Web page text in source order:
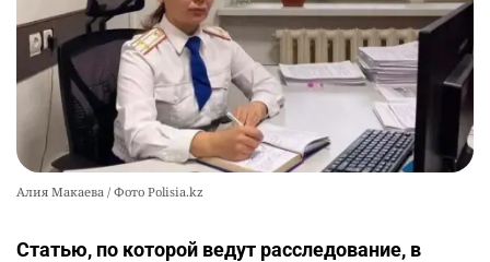
2566 11
Алия Макаева / Фото Polisia.kz
Статью, по которой ведут расследование, в